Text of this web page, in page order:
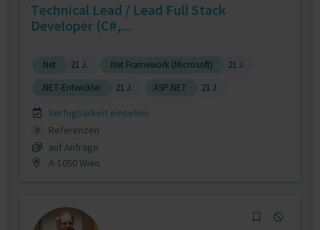
Technical Lead / Lead Full Stack
Developer (C#,...
.Net 21 J. .Net Framework (Microsoft)
21 J.
.NET-Entwickler
21 J. ASP.NET 21 J.
Verfügbarkeit einsehen
0
Referenzen
auf Anfrage
A-1050 Wien